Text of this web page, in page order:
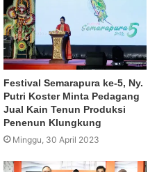
Festival Semarapura ke-5, Ny.
Putri Koster Minta Pedagang
Jual Kain Tenun Produksi
Penenun Klungkung
Minggu, 30 April 2023